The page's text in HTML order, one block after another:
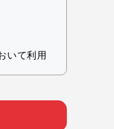
いて利用